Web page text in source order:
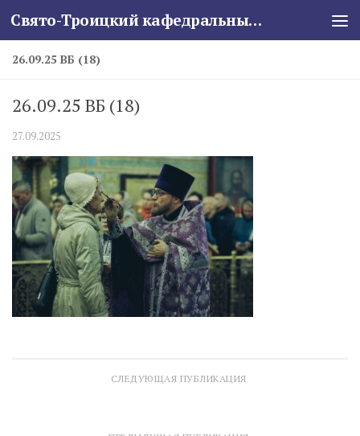
Skip to content Свято-Троицкий кафедральный собор
26.09.25 ВБ (18)
26.09.25 ВБ (18)
27.09.2025
СЛЕДУЮЩАЯ ПУБЛИКАЦИЯ